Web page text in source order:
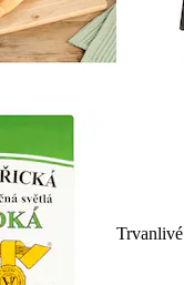
Trvanlivé